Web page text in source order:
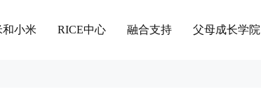
和小米 RICE中心 融合支持 父母成长学院